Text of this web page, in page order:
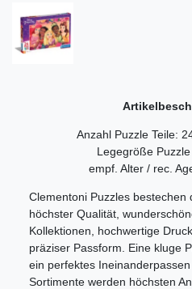
Anzahl Puzzle Teile:
Legegröße
empf. Alter / rec.
Clementoni Puzzles bestechen
höchster Qualität,
Kollektionen, hochwertige
präziser Passform. Eine kluge
ein perfektes
Sortimente werden höchsten